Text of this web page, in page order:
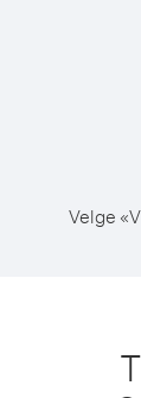
Velge